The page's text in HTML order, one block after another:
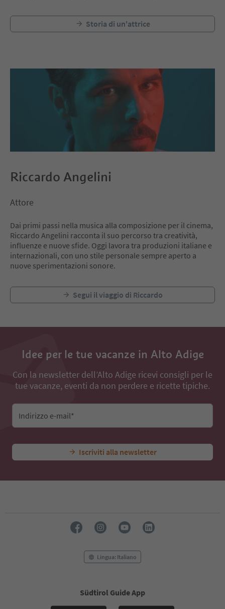
Storia di un'attrice
Riccardo Angelini
Attore
Dai primi passi nella musica alla composizione per il cinema,
Riccardo Angelini racconta il suo percorso tra creatività,
influenze e nuove sfide. Oggi lavora tra produzioni italiane e
internazionali, con uno stile personale sempre aperto a
nuove sperimentazioni sonore.
Segui il viaggio di Riccardo
Idee per le tue vacanze in Alto Adige
Con la newsletter dell’Alto Adige ricevi consigli per le
tue vacanze, eventi da non perdere e ricette tipiche.
Indirizzo e-mail*
Iscriviti alla newsletter
Lingua: Italiano
Südtirol Guide App